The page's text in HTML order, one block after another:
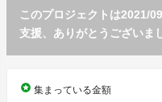
このプロジェクトは2021/
支援、ありがとうございま
stars 集まっている金額